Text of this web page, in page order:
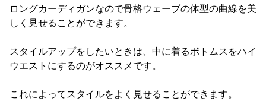
ロングカーディガンなので骨格ウェーブの体型の曲線を美
しく見せることができます。
スタイルアップをしたいときは、中に着るボトムスをハイ
ウエストにするのがオススメです。
これによってスタイルをよく見せることができます。